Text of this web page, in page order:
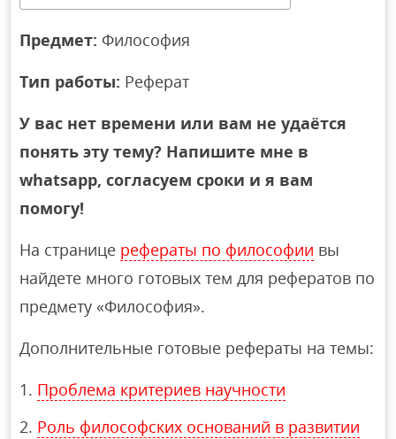
Предмет: Философия
Тип работы: Реферат
У вас нет времени или вам не удаётся
понять эту тему? Напишите мне в
whatsapp, согласуем сроки и я вам
помогу!
На странице рефераты по философии вы
найдете много готовых тем для рефератов по
предмету «Философия».
Дополнительные готовые рефераты на темы:
Проблема критериев научности
Роль философских оснований в развитии